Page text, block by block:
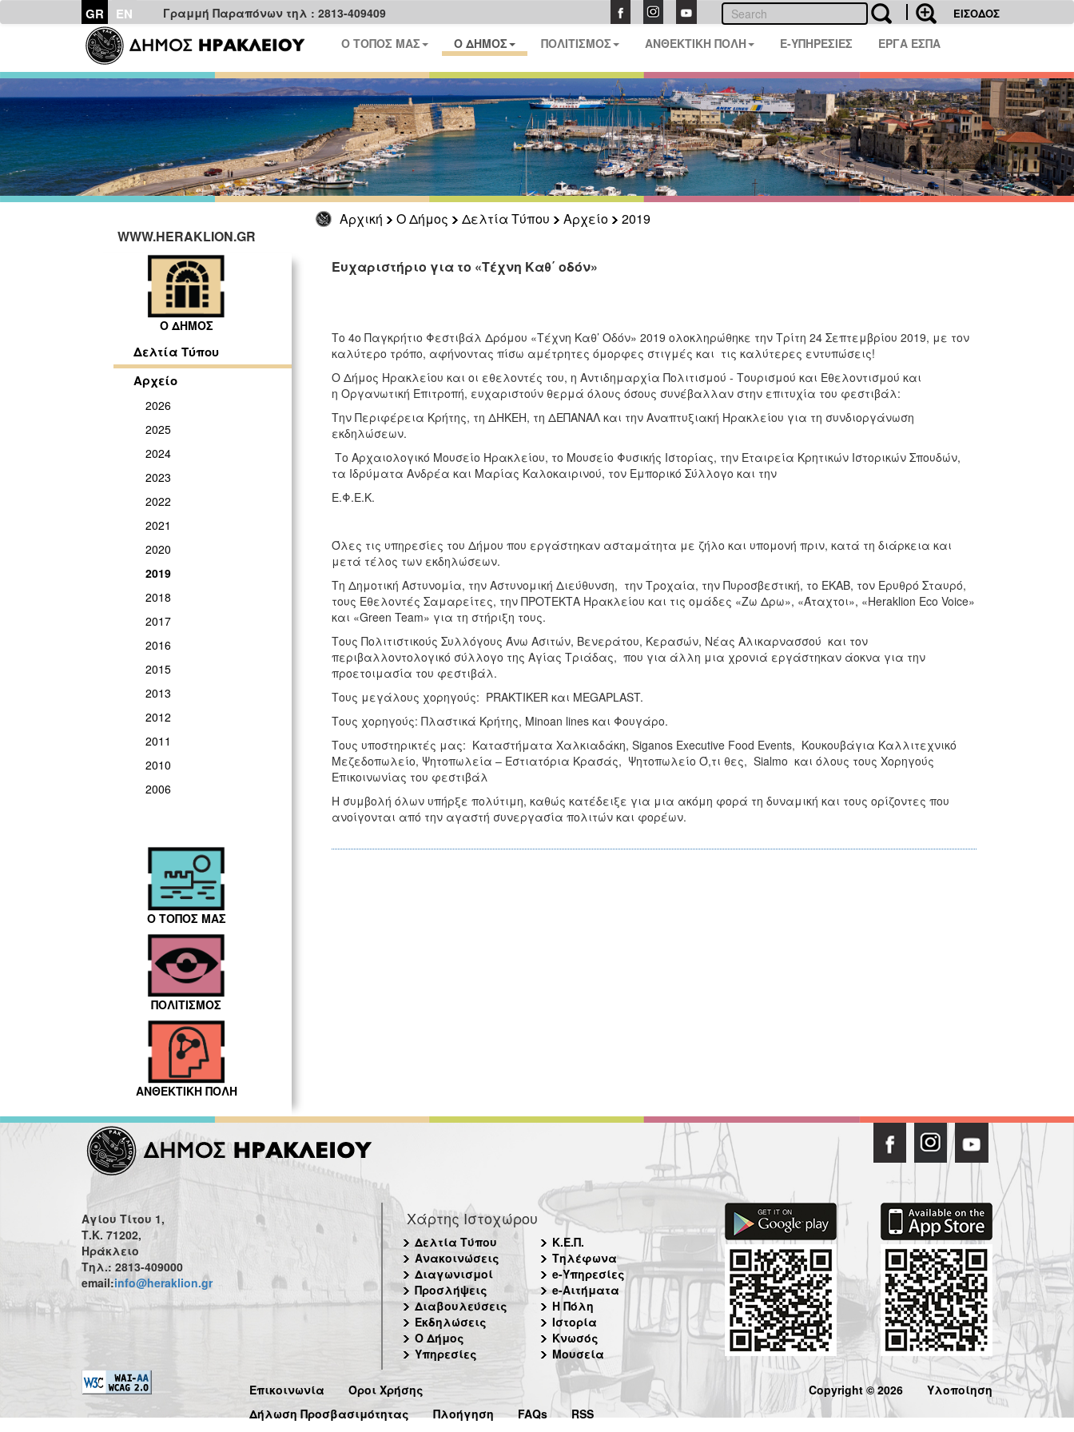
GR EN Γραμμή Παραπόνων τηλ : 2813-409409 ΕΙΣΟΔΟΣ
Ο ΤΟΠΟΣ ΜΑΣ Ο ΔΗΜΟΣ ΠΟΛΙΤΙΣΜΟΣ ΑΝΘΕΚΤΙΚΗ ΠΟΛΗ E-ΥΠΗΡΕΣΙΕΣ ΕΡΓΑ ΕΣΠΑ
Αρχική Ο Δήμος Δελτία Τύπου Αρχείο
2019
WWW.HERAKLION.GR
Ο ΔΗΜΟΣ
Δελτία Τύπου
Αρχείο
2026
2025
2024
2023
2022
2021
2020
2019
2018
2017
2016
2015
2013
2012
2011
2010
2006
Ο ΤΟΠΟΣ ΜΑΣ
ΠΟΛΙΤΙΣΜΟΣ
ΑΝΘΕΚΤΙΚΗ ΠΟΛΗ
Ευχαριστήριο για το «Τέχνη Καθ΄ οδόν»
Το 4ο Παγκρήτιο Φεστιβάλ Δρόμου «Τέχνη Καθ’ Οδόν» 2019 ολοκληρώθηκε την Τρίτη 24 Σεπτεμβρίου 2019, με τον
καλύτερο τρόπο, αφήνοντας πίσω αμέτρητες όμορφες στιγμές και τις καλύτερες εντυπώσεις!
Ο Δήμος Ηρακλείου και οι εθελοντές του, η Αντιδημαρχία Πολιτισμού - Τουρισμού και Εθελοντισμού και
η Οργανωτική Επιτροπή, ευχαριστούν θερμά όλους όσους συνέβαλλαν στην επιτυχία του φεστιβάλ:
Την Περιφέρεια Κρήτης, τη ΔΗΚΕΗ, τη ΔΕΠΑΝΑΛ και την Αναπτυξιακή Ηρακλείου για τη συνδιοργάνωση
εκδηλώσεων.
Το Αρχαιολογικό Μουσείο Ηρακλείου, το Μουσείο Φυσικής Ιστορίας, την Εταιρεία Κρητικών Ιστορικών Σπουδών,
τα Ιδρύματα Ανδρέα και Μαρίας Καλοκαιρινού, τον Εμπορικό Σύλλογο και την
Ε.Φ.Ε.Κ.
Όλες τις υπηρεσίες του Δήμου που εργάστηκαν ασταμάτητα με ζήλο και υπομονή πριν, κατά τη διάρκεια και
μετά τέλος των εκδηλώσεων.
Τη Δημοτική Αστυνομία, την Αστυνομική Διεύθυνση, την Τροχαία, την Πυροσβεστική, το ΕΚΑΒ, τον Ερυθρό Σταυρό,
τους Εθελοντές Σαμαρείτες, την ΠΡΟΤΕΚΤΑ Ηρακλείου και τις ομάδες «Ζω Δρω», «Άταχτοι», «Heraklion Eco Voice»
και «Green Team» για τη στήριξη τους.
Τους Πολιτιστικούς Συλλόγους Άνω Ασιτών, Βενεράτου, Κερασών, Νέας Αλικαρνασσού και τον
περιβαλλοντολογικό σύλλογο της Αγίας Τριάδας, που για άλλη μια χρονιά εργάστηκαν άοκνα για την
προετοιμασία του φεστιβάλ.
Τους μεγάλους χορηγούς: PRAKTIKER και ΜEGAPLAST.
Τους χορηγούς: Πλαστικά Κρήτης, Μinoan lines και Φουγάρο.
Τους υποστηρικτές μας: Καταστήματα Χαλκιαδάκη, Siganos Executive Food Events, Κουκουβάγια Καλλιτεχνικό
Μεζεδοπωλείο, Ψητοπωλεία – Εστιατόρια Κρασάς, Ψητοπωλείο Ό,τι θες, Sialmo και όλους τους Χορηγούς
Επικοινωνίας του φεστιβάλ
Η συμβολή όλων υπήρξε πολύτιμη, καθώς κατέδειξε για μια ακόμη φορά τη δυναμική και τους ορίζοντες που
ανοίγονται από την αγαστή συνεργασία πολιτών και φορέων.
Αγίου Τίτου 1,
Τ.Κ. 71202,
Ηράκλειο
Τηλ.: 2813-409000
email:info@heraklion.gr
Χάρτης Ιστοχώρου
Δελτία Τύπου
Ανακοινώσεις
Διαγωνισμοί
Προσλήψεις
Διαβουλεύσεις
Εκδηλώσεις
Ο Δήμος
Υπηρεσίες
Κ.Ε.Π.
Τηλέφωνα
e-Υπηρεσίες
e-Αιτήματα
Η Πόλη
Ιστορία
Κνωσός
Μουσεία
Επικοινωνία
Όροι Χρήσης
Δήλωση Προσβασιμότητας
Πλοήγηση FAQs RSS
Copyright © 2026 Υλοποίηση